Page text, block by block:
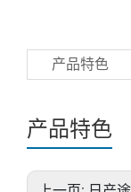
产品特色
产品特色